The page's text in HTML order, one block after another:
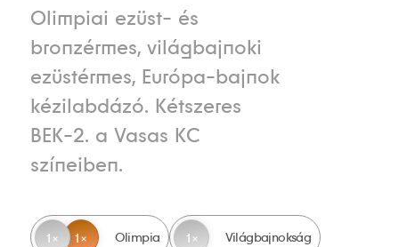
Olimpiai ezüst- és
bronzérmes, világbajnoki
ezüstérmes, Európa-bajnok
kézilabdázó. Kétszeres
BEK-2. a Vasas KC
színeiben.
1 1 Olimpia 1 Világbajnokság